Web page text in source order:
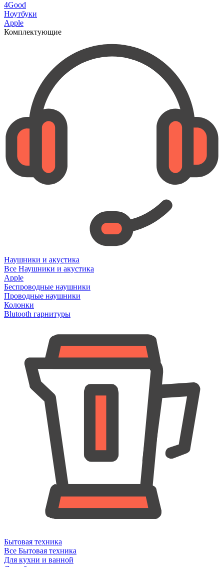
4Good
Ноутбуки
Apple
Комплектующие
Наушники и акустика
Все Наушники и акустика
Apple
Беспроводные наушники
Проводные наушники
Колонки
Blutooth гарнитуры
Бытовая техника
Все Бытовая техника
Для кухни и ванной